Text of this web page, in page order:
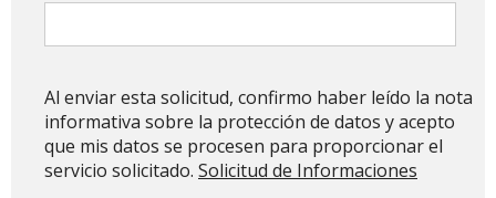
Al enviar esta solicitud, confirmo haber leído la nota
informativa sobre la protección de datos y acepto
que mis datos se procesen para proporcionar el
servicio solicitado. Solicitud de Informaciones